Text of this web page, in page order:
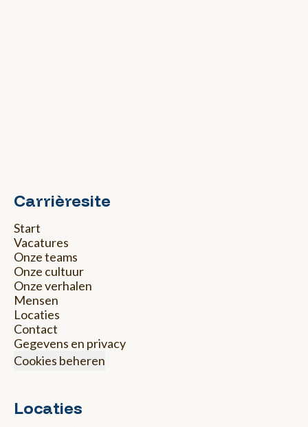
Carrièresite
Start
Vacatures
Onze teams
Onze cultuur
Onze verhalen
Mensen
Locaties
Contact
Gegevens en privacy
Cookies beheren
Locaties